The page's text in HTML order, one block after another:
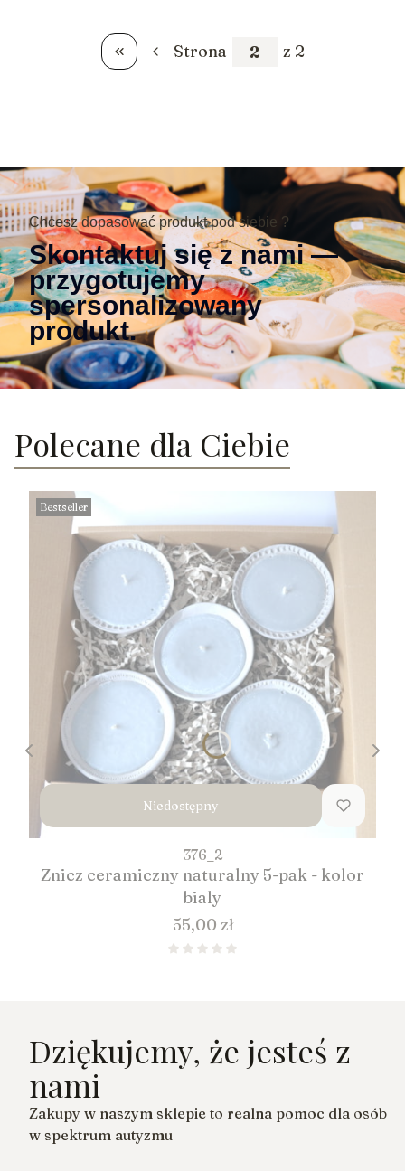
Wróć do pierwszej strony z produktami
Strona z 2
Chcesz dopasować produkt pod siebie ?
Skontaktuj się z nami —
przygotujemy
spersonalizowany
produkt.
Polecane dla Ciebie
Bestseller
Niedostępny
376_2
Znicz ceramiczny naturalny 5-pak - kolor
bialy
Cena
55,00 zł
Dziękujemy, że jesteś z
nami
Zakupy w naszym sklepie to realna pomoc dla osób
w spektrum autyzmu